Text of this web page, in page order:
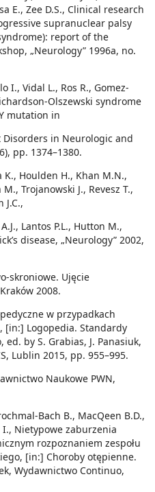
E., Zee D.S., Clinical research
supranuclear palsy
report of the
„Neurology” 1996a, no.
I., Vidal L., Ros R., Gomez-
Olszewski syndrome
mutation in
in Neurologic and
pp. 1374–1380.
K., Houlden H., Khan M.N.,
Trojanowski J., Revesz T.,
J.C.,
Lantos P.L., Hutton M.,
disease, „Neurology” 2002,
skroniowe. Ujęcie
2008.
w przypadkach
[in:] Logopedia. Standardy
by S. Grabias, J. Panasiuk,
Lublin 2015, pp. 955–995.
Naukowe PWN,
Bach B., MacQeen B.D.,
Nietypowe zaburzenia
rozpoznaniem zespołu
[in:] Choroby otępienne.
Wydawnictwo Continuo,